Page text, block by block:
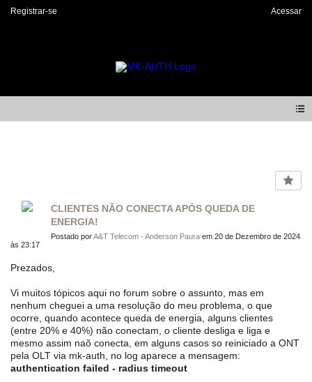
Registrar-se Acessar
CLIENTES NÃO CONECTA APÓS QUEDA DE
ENERGIA!
Postado porA&T Telecom - Anderson Paura em 20 de Dezembro de 2024
às 23:17
Prezados,
Vi muitos tópicos aqui no forum sobre o assunto, mas em
nenhum cheguei a uma resolução do meu problema, o que
ocorre, quando acontece queda de energia, alguns clientes
(entre 20% e 40%) não conectam, o cliente desliga e liga e
mesmo assim naõ conecta, em alguns casos so reiniciado a ONT
pela OLT via mk-auth, no log aparece a mensagem:
authentication failed - radius timeout